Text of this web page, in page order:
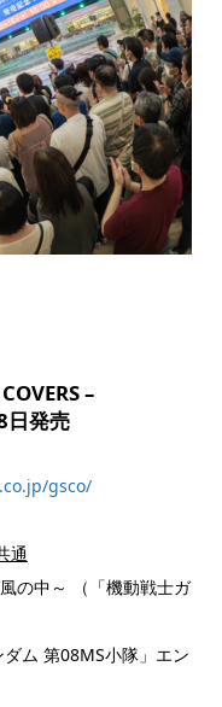
–
日発売
gsco/
通
の中～ （「機動戦士ガ
ダム 第08MS小隊」エン